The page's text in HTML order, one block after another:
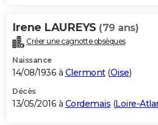
Irene LAUREYS (79 ans)
Créer une cagnotte obsèques
Naissance
14/08/1936 à Clermont(Oise)
Décès
13/05/2016 à Cordemais (Loire-